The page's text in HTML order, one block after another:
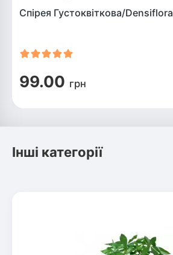
Спірея Густоквіткова/Densiflora
99.00 грн
Інші категорії